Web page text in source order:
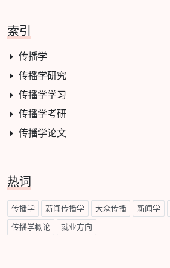
索引
传播学
传播学研究
传播学学习
传播学考研
传播学论文
热词
传播学 新闻传播学 大众传播 新闻学
传播学概论 就业方向